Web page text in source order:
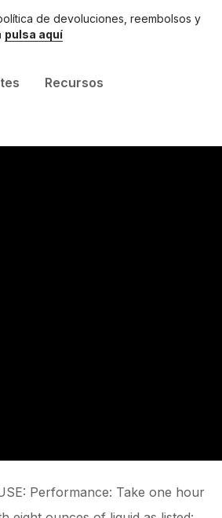
de devoluciones, reembolsos y
pulsa aquí
Recursos
Performance: Take one hour